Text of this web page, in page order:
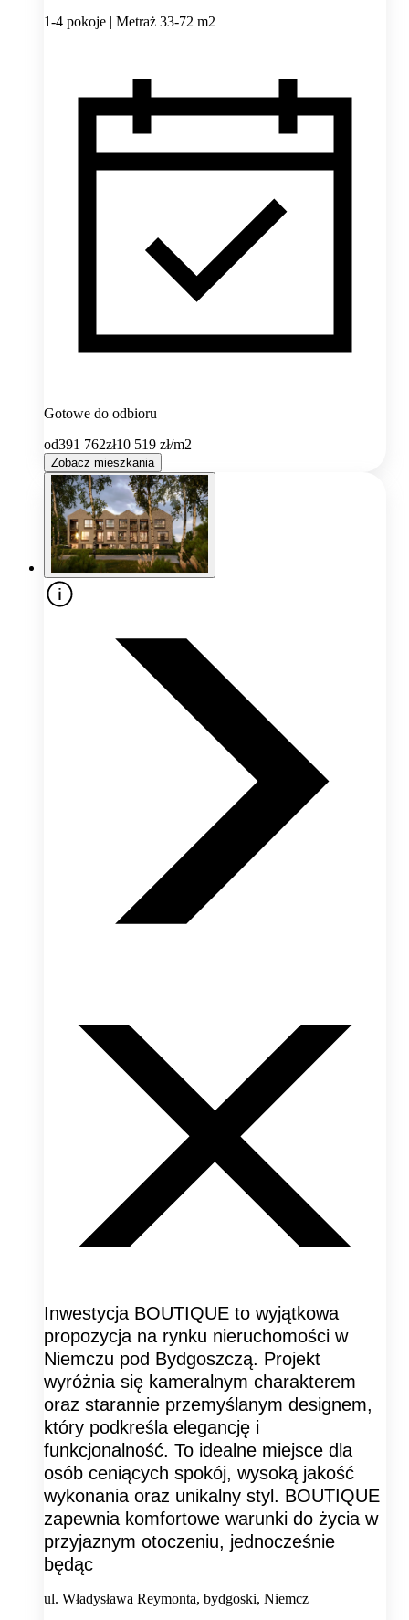
1-4 pokoje | Metraż 33-72 m2
Gotowe do odbioru
od391 762zł10 519 zł/m2
Zobacz mieszkania
Inwestycja BOUTIQUE to wyjątkowa
propozycja na rynku nieruchomości w
Niemczu pod Bydgoszczą. Projekt
wyróżnia się kameralnym charakterem
oraz starannie przemyślanym designem,
który podkreśla elegancję i
funkcjonalność. To idealne miejsce dla
osób ceniących spokój, wysoką jakość
wykonania oraz unikalny styl. BOUTIQUE
zapewnia komfortowe warunki do życia w
przyjaznym otoczeniu, jednocześnie
będąc
ul. Władysława Reymonta, bydgoski, Niemcz